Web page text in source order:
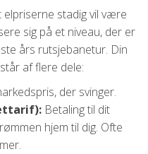
stadig vil være
sig på et niveau, der er
års rutsjebanetur. Din
af flere dele:
der svinger.
Betaling til dit
hjem til dig. Ofte